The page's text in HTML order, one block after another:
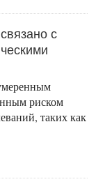
с
риском
таких как